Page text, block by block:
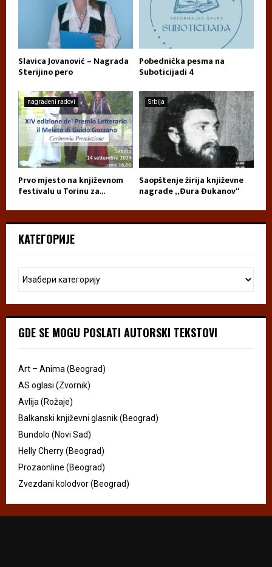
Slavica Jovanović – Nagrada
Sterijino pero
Pobednička pesma na
Suboticijadi 4
nagrađeni radovi
Prvo mjesto na književnom
festivalu u Torinu za...
Srbija
Saopštenje žirija književne
nagrade „Đura Đukanov“
КАТЕГОРИЈЕ
GDE SE MOGU POSLATI AUTORSKI TEKSTOVI
Art – Anima (Beograd)
AS oglasi (Zvornik)
Avlija (Rožaje)
Balkanski književni glasnik (Beograd)
Bundolo (Novi Sad)
Helly Cherry (Beograd)
Prozaonline (Beograd)
Zvezdani kolodvor (Beograd)